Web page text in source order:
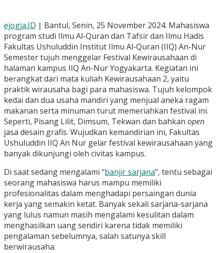
ejogja.ID | Bantul, Senin, 25 November 2024. Mahasiswa
program studi Ilmu Al-Quran dan Tafsir dan Ilmu Hadis
Fakultas Ushuluddin Institut Ilmu Al-Quran (IIQ) An-Nur
Semester tujuh menggelar Festival Kewirausahaan di
halaman kampus IIQ An-Nur Yogyakarta. Kegiatan ini
berangkat dari mata kuliah Kewirausahaan 2, yaitu
praktik wirausaha bagi para mahasiswa. Tujuh kelompok
kedai dan dua usaha mandiri yang menjual aneka ragam
makanan serta minuman turut memeriahkan festival ini.
Seperti, Pisang Lilit, Dimsum, Tekwan dan bahkan open
jasa desain grafis. Wujudkan kemandirian ini, Fakultas
Ushuluddin IIQ An Nur gelar festival kewirausahaan yang
banyak dikunjungi oleh civitas kampus.
Di saat sedang mengalami “banjir sarjana”, tentu sebagai
seorang mahasiswa harus mampu memiliki
profesionalitas dalam menghadapi persaingan dunia
kerja yang semakin ketat. Banyak sekali sarjana-sarjana
yang lulus namun masih mengalami kesulitan dalam
menghasilkan uang sendiri karena tidak memiliki
pengalaman sebelumnya, salah satunya skill
berwirausaha.